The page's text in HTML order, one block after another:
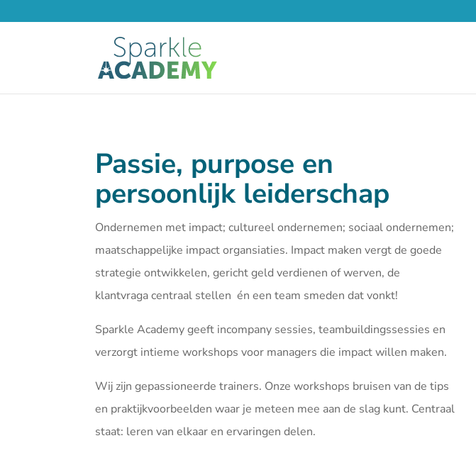
Passie, purpose en
persoonlijk leiderschap
Ondernemen met impact; cultureel ondernemen; sociaal ondernemen;
maatschappelijke impact organsiaties. Impact maken vergt de goede
strategie ontwikkelen, gericht geld verdienen of werven, de
klantvraga centraal stellen én een team smeden dat vonkt!
Sparkle Academy geeft incompany sessies, teambuildingssessies en
verzorgt intieme workshops voor managers die impact willen maken.
Wij zijn gepassioneerde trainers. Onze workshops bruisen van de tips
en praktijkvoorbeelden waar je meteen mee aan de slag kunt. Centraal
staat: leren van elkaar en ervaringen delen.